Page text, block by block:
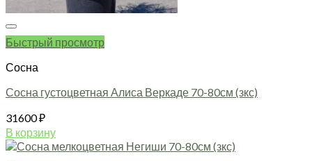
Быстрый просмотр
Сосна
Сосна густоцветная Алиса Веркаде 70-80см (зкс)
31600₽
В корзину